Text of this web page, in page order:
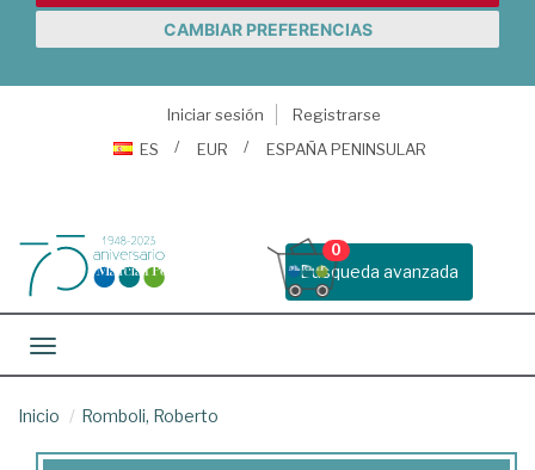
CAMBIAR PREFERENCIAS
Iniciar sesión
Registrarse
ES
EUR ESPAÑA PENINSULAR
Busqueda avanzada
0
Toggle navigation
Inicio Romboli, Roberto